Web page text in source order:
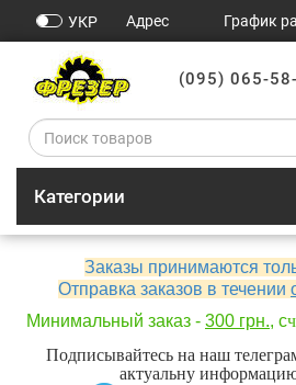
УКР Адрес График
Категории
(095) 065-
Заказы принимаются
Отправка заказов в течении
Минимальный заказ - 300 грн., с
Подписывайтесь на наш
актуальну